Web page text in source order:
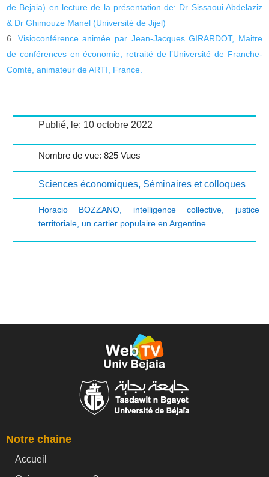
de Bejaia) en lecture de la présentation de: Dr Sissaoui Abdelaziz
& Dr Ghimouze Manel (Université de Jijel)
Visioconférence animée par Jean-Jacques GIRARDOT, Maitre
de conférences en économie, retraité de l’Université de Franche-
Comté, animateur de ARTI, France.
Publié, le: 10 octobre 2022
Nombre de vue: 825 Vues
Sciences économiques, Séminaires et colloques
Horacio BOZZANO intelligence collective
justice
territoriale, un cartier populaire en Argentine
Notre chaine
Accueil